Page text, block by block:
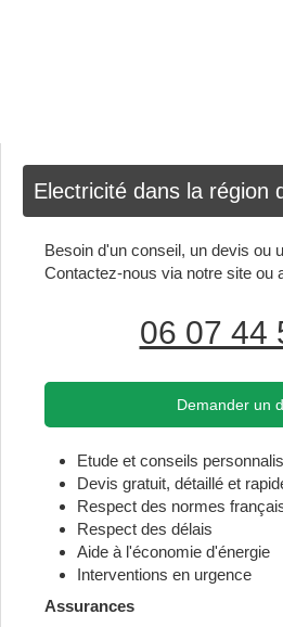
Electricité dans la région
Besoin d'un conseil, un devis ou
Contactez-nous via notre site ou
06 07 44
Demander un
Etude et conseils
Devis gratuit, détaillé et
Respect des normes
Respect des délais
Aide à l'économie d'énergie
Interventions en urgence
Assurances